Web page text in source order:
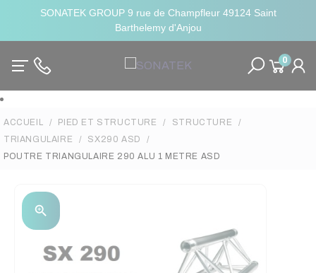
SONATEK GROUP 9 rue de Champfleur 49124 Saint
Barthelemy d'Anjou
0
ACCUEIL PIED ET STRUCTURE
STRUCTURE
TRIANGULAIRE
SX290 ASD
POUTRE TRIANGULAIRE 290 ALU 1 METRE ASD
zoom_in